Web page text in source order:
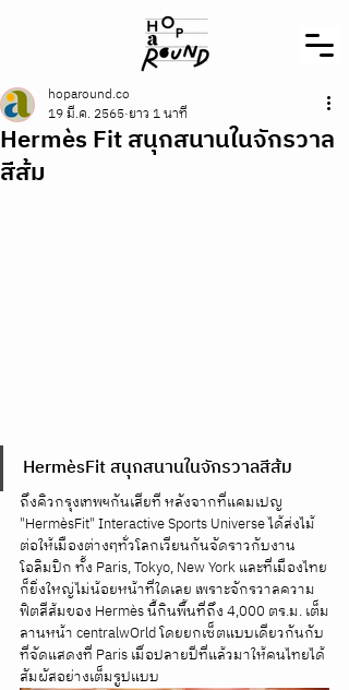
Hermès Fit สนุกสนานในจักรวาล
สีส้ม
hoparound.co
19 มี.ค. 2565 ยาว 1 นาที
HermèsFit สนุกสนานในจักรวาลสีส้ม
ถึงคิวกรุงเทพฯกันเสียที หลังจากที่แคมเปญ
"HermèsFit" Interactive Sports Universe ได้ส่งไม้
ต่อให้เมืองต่างๆทั่วโลกเวียนกันจัดราวกับงาน
โอลิมปิก ทั้ง Paris, Tokyo, New York และที่เมืองไทย
ก็ยิ่งใหญ่ไม่น้อยหน้าที่ใดเลย เพราะจักรวาลความ
ฟิตสีส้มของ Hermès นี้กินพื้นที่ถึง 4,000 ตร.ม. เต็ม
ลานหน้า centralwOrld โดยยกเซ็ตแบบเดียวกันกับ
ที่จัดแสดงที่ Paris เมื่อปลายปีที่แล้วมาให้คนไทยได้
สัมผัสอย่างเต็มรูปแบบ